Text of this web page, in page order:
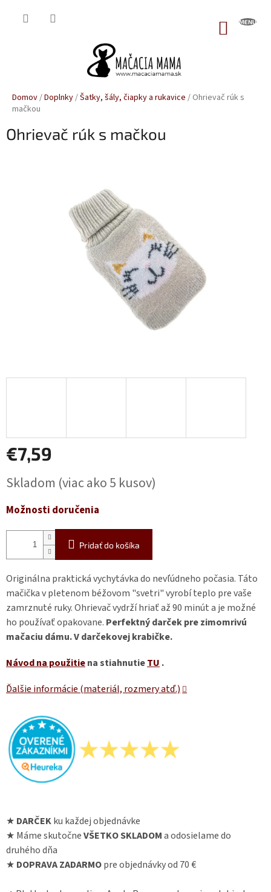
Domov/Doplnky/Šatky, šály, čiapky a rukavice / Ohrievač rúk s
mačkou
Ohrievač rúk s mačkou
€7,59
cena:
Skladom (viac ako 5 kusov)
Možnosti doručenia
Pridať do košíka
Originálna praktická vychytávka do nevľúdneho počasia. Táto
mačička v pletenom béžovom "svetri" vyrobí teplo pre vaše
zamrznuté ruky. Ohrievač vydrží hriať až 90 minút a je možné
ho používať opakovane. Perfektný darček pre zimomrivú
mačaciu dámu. V darčekovej krabičke.
Návod na použitiena stiahnutieTU .
Ďalšie informácie (materiál, rozmery atď.)
★ DARČEKku každej objednávke
★ Máme skutočneVŠETKO SKLADOMa odosielame do
druhého dňa
★ DOPRAVA ZADARMOpre objednávky od 70 €